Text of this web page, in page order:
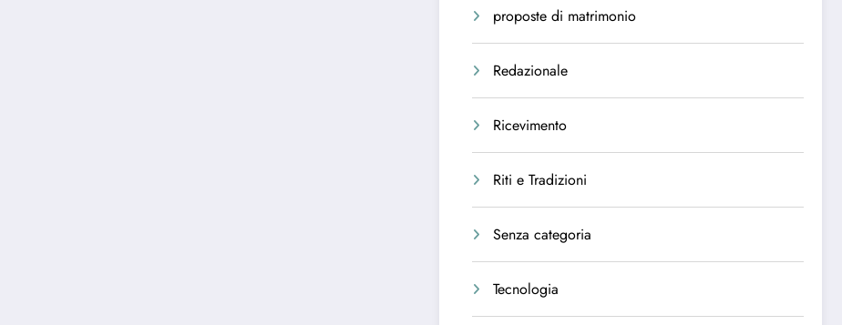
proposte di matrimonio
Redazionale
Ricevimento
Riti e Tradizioni
Senza categoria
Tecnologia